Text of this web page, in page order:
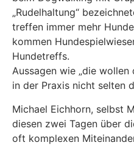
„Rudelhaltung“
treffen immer mehr
kommen
Hundetreffs.
Aussagen wie „die wollen
in der Praxis nicht selten
Michael Eichhorn, selbst
diesen zwei Tagen über
oft komplexen